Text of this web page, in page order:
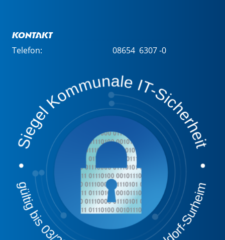
Kontakt
Telefon: 08654 6307 -0